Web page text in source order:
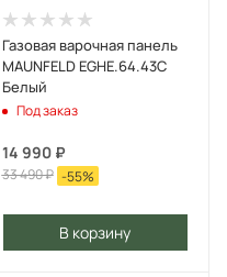
Газовая варочная панель
MAUNFELD EGHE.64.43C
Белый
Под заказ
14 990₽
33 490₽ -55%
В корзину